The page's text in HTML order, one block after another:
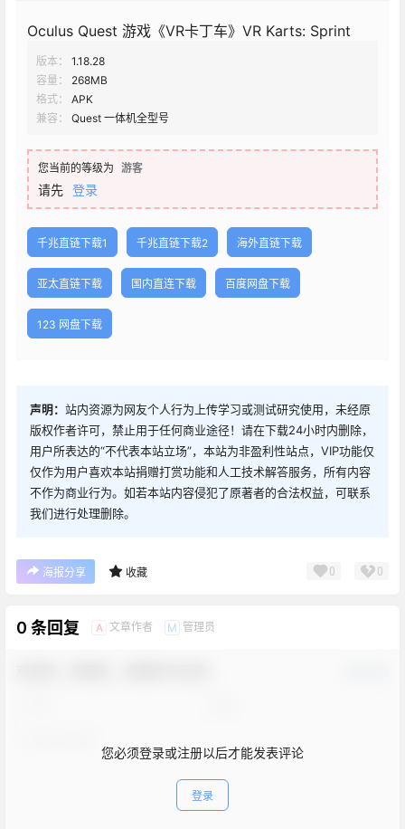
Oculus Quest 游戏《VR卡丁车》VR Karts: Sprint
版本：
1.18.28
容量：
268MB
格式：
APK
兼容：
Quest 一体机全型号
您当前的等级为 游客
请先 登录
千兆直链下载1 千兆直链下载2 海外直链下载
亚太直链下载 国内直连下载 百度网盘下载
123 网盘下载
声明： 站内资源为网友个人行为上传学习或测试研究使用，未经原
版权作者许可，禁止用于任何商业途径！请在下载24小时内删除，
用户所表达的“不代表本站立场”，本站为非盈利性站点，VIP功能仅
仅作为用户喜欢本站捐赠打赏功能和人工技术解答服务，所有内容
不作为商业行为。如若本站内容侵犯了原著者的合法权益，可联系
我们进行处理删除。
海报分享 收藏 0 0
0 条回复 A 文章作者 M 管理员
您必须登录或注册以后才能发表评论
登录